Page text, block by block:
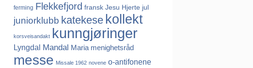
ferming Flekkefjord fransk Jesu Hjerte jul
juniorklubb katekese kollekt
korsveisandakt kunngjøringer
Lyngdal Mandal Maria menighetsråd
messe Missale 1962 novene o-antifonene